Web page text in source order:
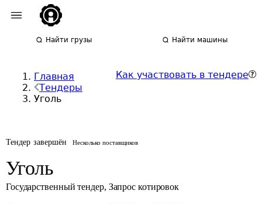
Найти грузы Найти машины
Главная
Тендеры
Уголь
Как участвовать в тендере
Тендер завершён Несколько поставщиков
Уголь
Государственный тендер, Запрос котировок